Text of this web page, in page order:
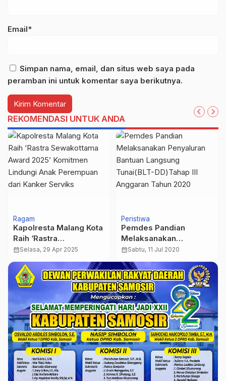
Email*
Simpan nama, email, dan situs web saya pada
peramban ini untuk komentar saya berikutnya.
REKOMENDASI UNTUK ANDA
Ragam
Kapolresta Malang Kota
Raih ‘Rastra
Sewakottama Award
Lindungi Anak
Perempuan dari Kanker
Serviks
calendar_monthSelasa, 29 Apr 2025
Peristiwa
Pemdes Pandian
Melaksanakan
Penyaluran Bantuan
DD)Tahap III Anggaran
Tahun 2020
calendar_monthSabtu, 11 Jul 2020